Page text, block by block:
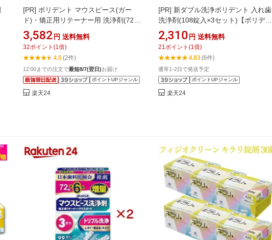
[PR] ポリデント マウスピース(ガー
ド)・矯正用リテーナー用 洗浄剤(72錠
+6錠×4セット)【ポリデント】
3,582 円 送料無料
32ポイント (1倍)
4.5(2件)
12:00までの注文で最短8/7(翌日)お届け
ポイントUPジャンル
楽天24
[PR] 新ダブル洗浄ポリデント 入れ歯
洗浄剤(108錠入×3セット)【ポリデン
ト】
2,310 円 送料無料
21ポイント (1倍)
4.83(6件)
通常1-2日で発送予定
ポイントUPジャンル
楽天24